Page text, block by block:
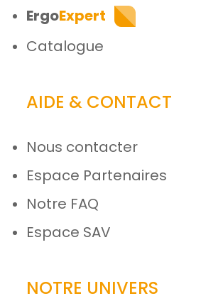
ErgoExpert
Catalogue
AIDE & CONTACT
Nous contacter
Espace Partenaires
Notre FAQ
Espace SAV
NOTRE UNIVERS